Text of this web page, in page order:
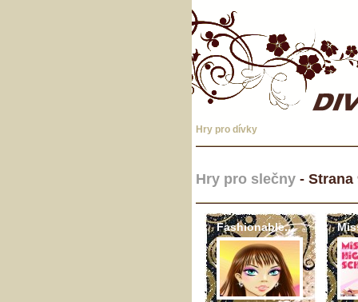
Hry pro dívky
Hry pro slečny - Strana
Fashionable...